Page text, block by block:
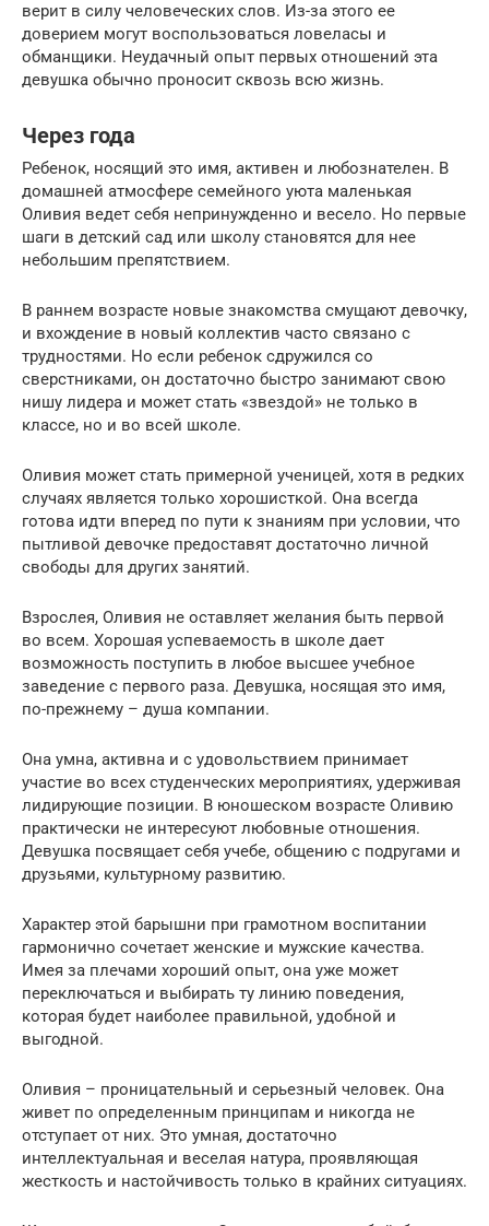
верит в силу человеческих слов. Из-за этого ее
доверием могут воспользоваться ловеласы и
обманщики. Неудачный опыт первых отношений эта
девушка обычно проносит сквозь всю жизнь.
Через года
Ребенок, носящий это имя, активен и любознателен. В
домашней атмосфере семейного уюта маленькая
Оливия ведет себя непринужденно и весело. Но первые
шаги в детский сад или школу становятся для нее
небольшим препятствием.
В раннем возрасте новые знакомства смущают девочку,
и вхождение в новый коллектив часто связано с
трудностями. Но если ребенок сдружился со
сверстниками, он достаточно быстро занимают свою
нишу лидера и может стать «звездой» не только в
классе, но и во всей школе.
Оливия может стать примерной ученицей, хотя в редких
случаях является только хорошисткой. Она всегда
готова идти вперед по пути к знаниям при условии, что
пытливой девочке предоставят достаточно личной
свободы для других занятий.
Взрослея, Оливия не оставляет желания быть первой
во всем. Хорошая успеваемость в школе дает
возможность поступить в любое высшее учебное
заведение с первого раза. Девушка, носящая это имя,
по-прежнему – душа компании.
Она умна, активна и с удовольствием принимает
участие во всех студенческих мероприятиях, удерживая
лидирующие позиции. В юношеском возрасте Оливию
практически не интересуют любовные отношения.
Девушка посвящает себя учебе, общению с подругами и
друзьями, культурному развитию.
Характер этой барышни при грамотном воспитании
гармонично сочетает женские и мужские качества.
Имея за плечами хороший опыт, она уже может
переключаться и выбирать ту линию поведения,
которая будет наиболее правильной, удобной и
выгодной.
Оливия – проницательный и серьезный человек. Она
живет по определенным принципам и никогда не
отступает от них. Это умная, достаточно
интеллектуальная и веселая натура, проявляющая
жесткость и настойчивость только в крайних ситуациях.